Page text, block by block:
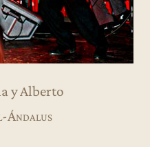
y Alberto
Ándalus